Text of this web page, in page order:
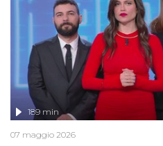
189 min
07 maggio 2026